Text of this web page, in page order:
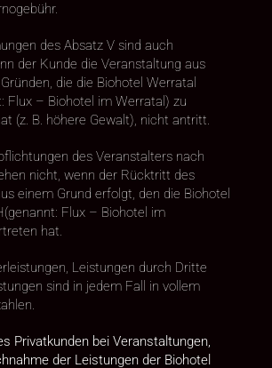
des Absatz V sind auch
der Kunde die Veranstaltung aus
die die Biohotel Werratal
Flux – Biohotel im Werratal) zu
(z. B. höhere Gewalt), nicht antritt.
des Veranstalters nach
nicht, wenn der Rücktritt des
einem Grund erfolgt, den die Biohotel
Flux – Biohotel im
hat.
Leistungen durch Dritte
sind in jedem Fall in vollem
Privatkunden bei Veranstaltungen,
der Leistungen der Biohotel